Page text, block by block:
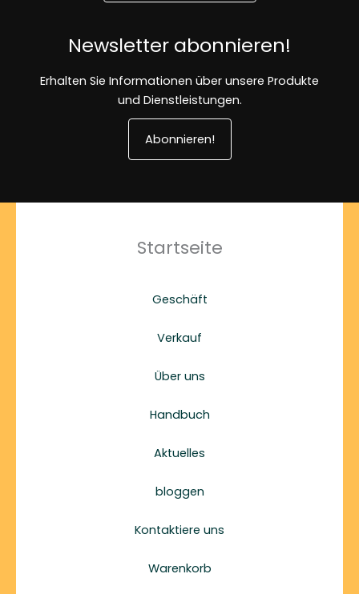
Newsletter abonnieren!
Erhalten Sie Informationen über unsere Produkte
und Dienstleistungen.
Abonnieren!
Startseite
Geschäft
Verkauf
Über uns
Handbuch
Aktuelles
bloggen
Kontaktiere uns
Warenkorb